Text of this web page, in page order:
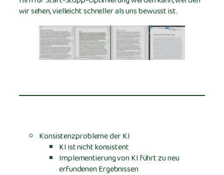
wir sehen, vielleicht schneller als uns bewusst ist.
Konsistenzprobleme der KI
KI ist nicht konsistent
Implementierung von KI führt zu neu
erfundenen Ergebnissen